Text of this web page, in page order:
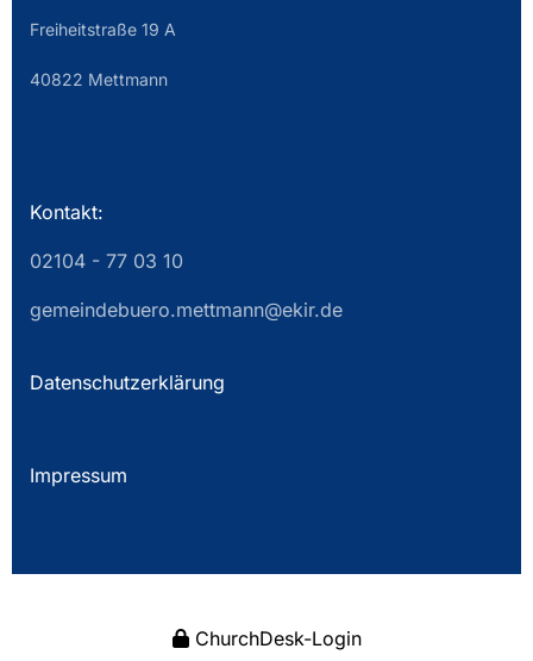
Freiheitstraße 19 A
40822 Mettmann
Kontakt:
02104 - 77 03 10
gemeindebuero.mettmann@ekir.de
Datenschutzerklärung
Impressum
ChurchDesk-Login